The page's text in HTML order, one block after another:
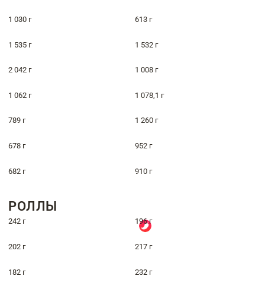
1 030 г 613 г
1 535 г 1 532 г
2 042 г 1 008 г
1 062 г 1 078,1 г
789 г 1 260 г
678 г 952 г
682 г 910 г
РОЛЛЫ
242 г 196 г
202 г 217 г
182 г 232 г